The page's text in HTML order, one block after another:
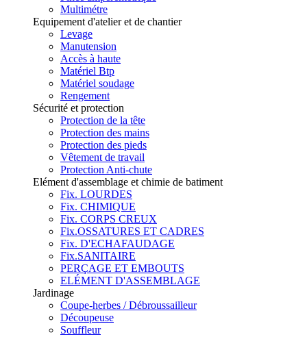
Multimétre
Equipement d'atelier et de chantier
Levage
Manutension
Accès à haute
Matériel Btp
Matériel soudage
Rengement
Sécurité et protection
Protection de la tête
Protection des mains
Protection des pieds
Vêtement de travail
Protection Anti-chute
Elément d'assemblage et chimie de batiment
Fix. LOURDES
Fix. CHIMIQUE
Fix. CORPS CREUX
Fix.OSSATURES ET CADRES
Fix. D'ECHAFAUDAGE
Fix.SANITAIRE
PERÇAGE ET EMBOUTS
ELÉMENT D'ASSEMBLAGE
Jardinage
Coupe-herbes / Débroussailleur
Découpeuse
Souffleur